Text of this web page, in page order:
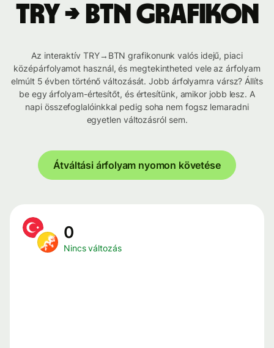
TRY → BTN grafikon
Az interaktív TRY→BTN grafikonunk valós idejű, piaci
középárfolyamot használ, és megtekintheted vele az árfolyam
elmúlt 5 évben történő változását. Jobb árfolyamra vársz? Állíts
be egy árfolyam-értesítőt, és értesítünk, amikor jobb lesz. A
napi összefoglalóinkkal pedig soha nem fogsz lemaradni
egyetlen változásról sem.
Átváltási árfolyam nyomon követése
0
Nincs változás